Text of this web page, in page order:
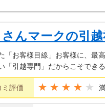
んマークの引
「お客様目線」お客様に、最
「引越専門」だからこそでき
ミ評価 ★★★★